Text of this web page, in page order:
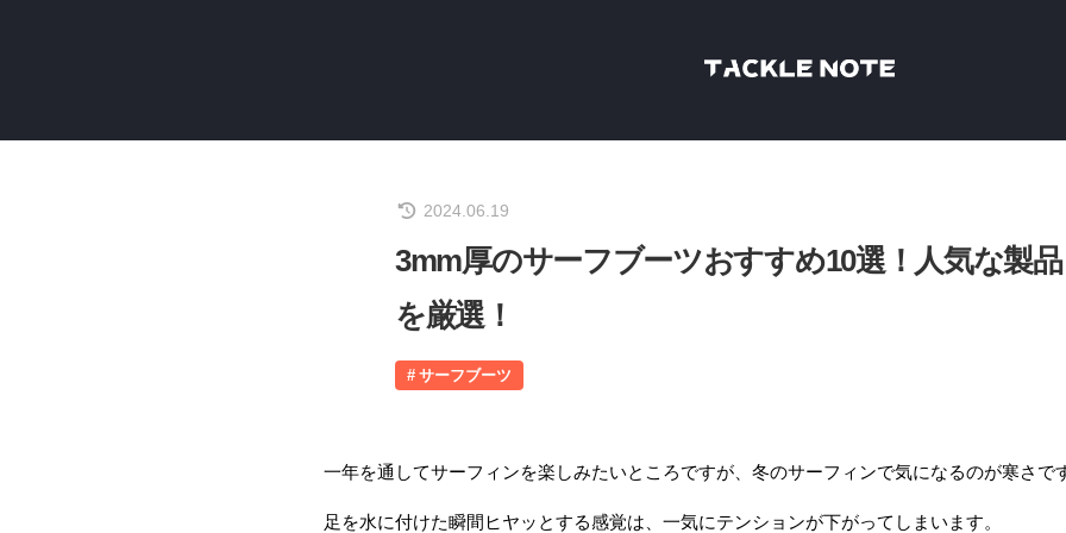
2024.06.19
3mm厚のサーフブーツおすすめ10選！人気な製品
を厳選！
サーフブーツ
一年を通してサーフィンを楽しみたいところですが、冬のサーフィンで気になるのが寒さで
足を水に付けた瞬間ヒヤッとする感覚は、一気にテンションが下がってしまいます。